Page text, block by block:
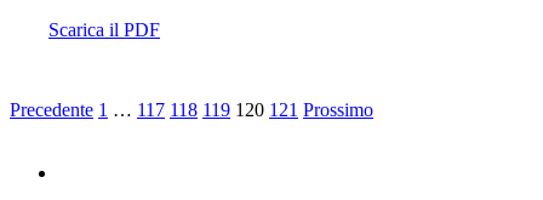
Scarica il PDF
Precedente 1 … 117 118 119 120 121 Prossimo